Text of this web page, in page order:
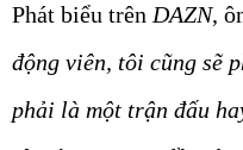
Phát biểu trên DAZN,
động viên, tôi cũng sẽ
phải là một trận đấu